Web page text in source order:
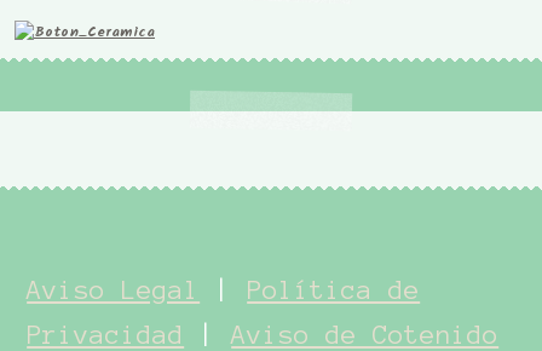
Aviso Legal
Política de
Privacidad
|Aviso de Cotenido